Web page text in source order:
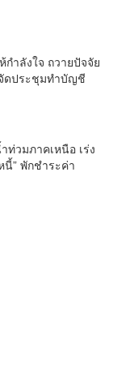
กำลังใจ ถวายปัจจัย
ดประชุมทำบัญชี
ด กว่า 300 รูป ที่วัด
ท่วมภาคเหนือ เร่ง
นี้” พักชำระค่า